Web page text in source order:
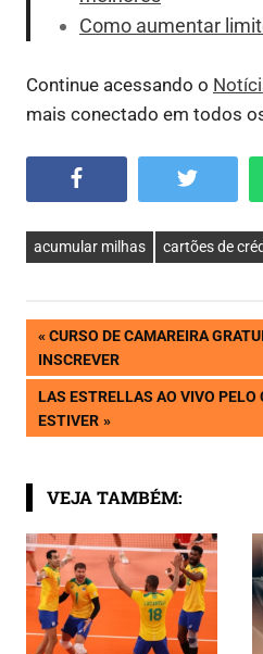
Como aumentar
Continue acessando o
mais conectado em todos
Twitter
acumular milhas cartões de
Navegação
de
Post
PREVIOUS
POST:
CURSO DE CAMAREIRA
INSCREVER
NEXT
POST:
LAS ESTRELLAS AO VIVO PELO
ESTIVER
VEJA TAMBÉM: